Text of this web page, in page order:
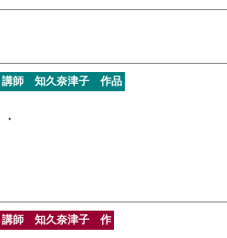
講師 知久奈津子 作品
・
講師 知久奈津子 作